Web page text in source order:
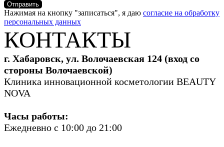
Отправить
Нажимая на кнопку "записаться", я даю согласие на обработку
персональных данных
КОНТАКТЫ
г. Хабаровск, ул. Волочаевская 124 (вход со
стороны Волочаевской)
Клиника инновационной косметологии BEAUTY
NOVA
Часы работы:
Ежедневно с 10:00 до 21:00